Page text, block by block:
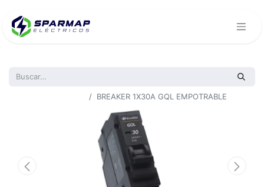
BREAKER 1X30A GQL EMPOTRABLE